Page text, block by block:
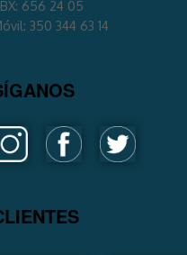
656 24 05
350 344 63 14